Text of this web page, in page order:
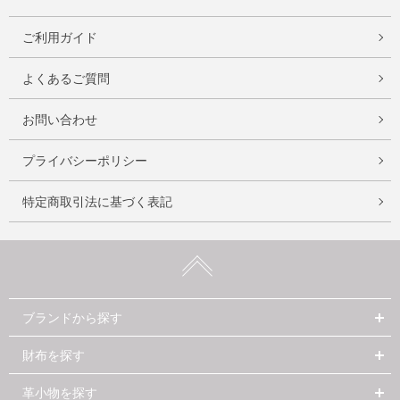
ご利用ガイド
よくあるご質問
お問い合わせ
プライバシーポリシー
特定商取引法に基づく表記
ブランドから探す
財布を探す
革小物を探す